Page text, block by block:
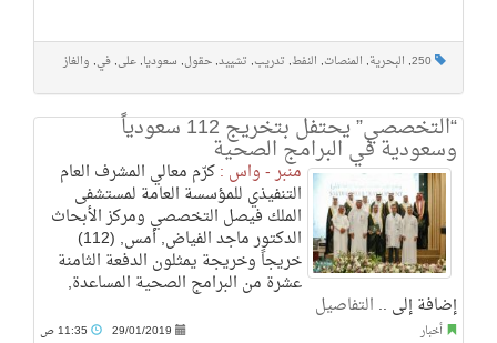
250
, البحرية, المنصات, النفط, تدريب, تشييد, حقول, سعوديا, على, في, والغاز
“التخصصي” يحتفل بتخريج 112 سعودياً
وسعودية في البرامج الصحية
منبر - واس :كرّم معالي المشرف العام
التنفيذي للمؤسسة العامة لمستشفى
الملك فيصل التخصصي ومركز الأبحاث
الدكتور ماجد الفياض, أمس, (112)
خريجاً وخريجة يمثلون الدفعة الثامنة
عشرة من البرامج الصحية المساعدة,
إضافة إلى .. التفاصيل
أخبار 29/01/2019